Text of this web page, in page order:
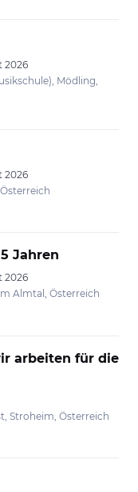
2026
Mödling,
2026
Jahren
2026
Almtal, Österreich
arbeiten für die
Stroheim, Österreich